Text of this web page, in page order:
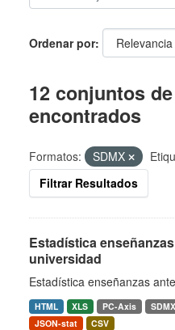
Ordenar por
12 conjuntos
encontrados
Formatos: SDMX
Filtrar Resultados
Estadística
universidad
Estadística enseñanzas
HTML XLS PC-Axis SDMX
JSON-stat
CSV